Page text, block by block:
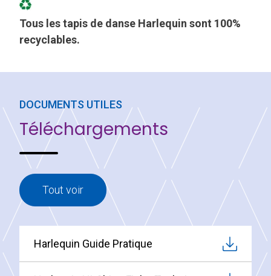
Tous les tapis de danse Harlequin sont 100%
recyclables.
DOCUMENTS UTILES
Téléchargements
Tout voir
Harlequin Guide Pratique